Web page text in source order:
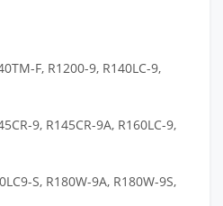
F, R1200-9, R140LC-9,
9, R145CR-9A, R160LC-9,
S, R180W-9A, R180W-9S,